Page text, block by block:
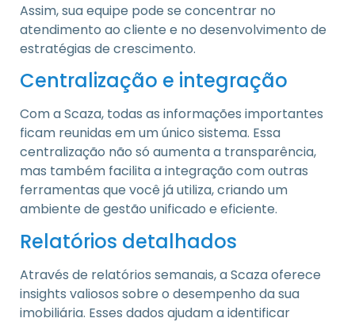
Assim, sua equipe pode se concentrar no
atendimento ao cliente e no desenvolvimento de
estratégias de crescimento.
Centralização e integração
Com a Scaza, todas as informações importantes
ficam reunidas em um único sistema. Essa
centralização não só aumenta a transparência,
mas também facilita a integração com outras
ferramentas que você já utiliza, criando um
ambiente de gestão unificado e eficiente.
Relatórios detalhados
Através de relatórios semanais, a Scaza oferece
insights valiosos sobre o desempenho da sua
imobiliária. Esses dados ajudam a identificar